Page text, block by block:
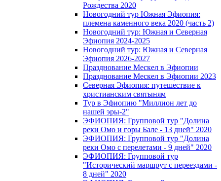
Рождества 2020
Новогодний тур Южная Эфиопия:
племена каменного века 2020 (часть 2)
Новогодний тур: Южная и Северная
Эфиопия 2024-2025
Новогодний тур: Южная и Северная
Эфиопия 2026-2027
Празднование Мескел в Эфиопии
Празднование Мескел в Эфиопии 2023
Северная Эфиопия: путешествие к
христианским святыням
Тур в Эфиопию "Миллион лет до
нашей эры-2"
ЭФИОПИЯ: Групповой тур "Долина
реки Омо и горы Бале - 13 дней" 2020
ЭФИОПИЯ: Групповой тур "Долина
реки Омо с перелетами - 9 дней" 2020
ЭФИОПИЯ: Групповой тур
"Исторический маршрут с переездами -
8 дней" 2020